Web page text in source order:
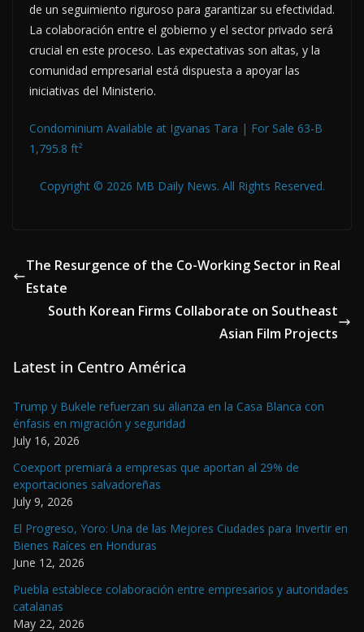
de un seguimiento riguroso para garantizar su efectividad.
La colaboración entre el gobierno y el sector privado será
crucial en este proceso. Las expectativas son altas, y la
comunidad empresarial está dispuesta a apoyar las
iniciativas del Ministerio.
Condominium Available at Igvanas Tara | For Sale 63-B
1,795.8 ft²
Copyright © 2026 MB Daily News. All Rights Reserved.
The Resurgence of the Co-Working Sector in Real
Estate
South Korean Firms Collaborate on Southeast
Asian Film Projects
Latest in Centro América
Trump y Bukele refuerzan su alianza en la Casa Blanca con
énfasis en migración y seguridad
July 16, 2026
Coexport premiará a empresas que aportan al 29% de
exportaciones salvadoreñas
July 9, 2026
El Progreso, Yoro: Una de las Mejores Ciudades para Invertir en
Bienes Raíces en Honduras
June 12, 2026
Puebla establece colaboración entre empresarios y autoridades
catalanas
May 22, 2026